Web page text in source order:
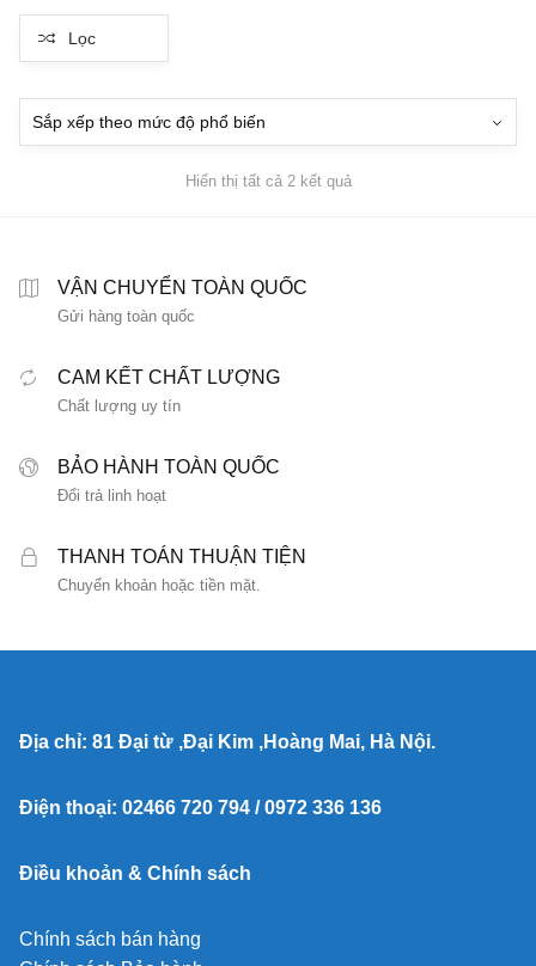
Lọc
Hiển thị tất cả 2 kết quảĐã
VẬN CHUYỂN TOÀN QUỐC
Gửi hàng toàn quốc
CAM KẾT CHẤT LƯỢNG
Chất lượng uy tín
BẢO HÀNH TOÀN QUỐC
Đổi trả linh hoạt
THANH TOÁN THUẬN TIỆN
Chuyển khoản hoặc tiền mặt.
Địa chỉ: 81 Đại từ ,Đại Kim ,Hoàng Mai, Hà Nội.
Điện thoại: 02466 720 794 / 0972 336 136
Điều khoản & Chính sách
Chính sách bán hàng